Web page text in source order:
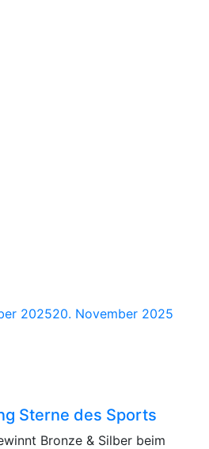
202520. November 2025
Sterne des Sports
Bronze & Silber beim